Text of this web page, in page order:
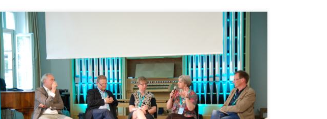
Religionsunterricht in konfessionell-kooperativer Gestalt Samstag 16.30 bis 18.00 Bistumsarchiv, 1. OG,
Marienfelder Saal, Georgskommende 19 (17.D3) Impulse: Prof. Dr. Clauß Peter Sajak,
Religionspädagoge, Münster Rainer Timmer, Leiter des Pädagogischen Institutes der EKvW, Schwerte
Weitere Podiumsteilnehmende: Kerstin Keller, orth. Religionslehrerin, Bochum Prof. Dr. Jan Woppowa,
Religionspädagoge, Paderborn Moderation: Gabriele Klingberg, […]